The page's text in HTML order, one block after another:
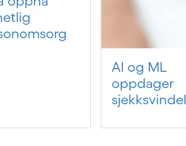
AI og ML
oppdager
sjekksvindel